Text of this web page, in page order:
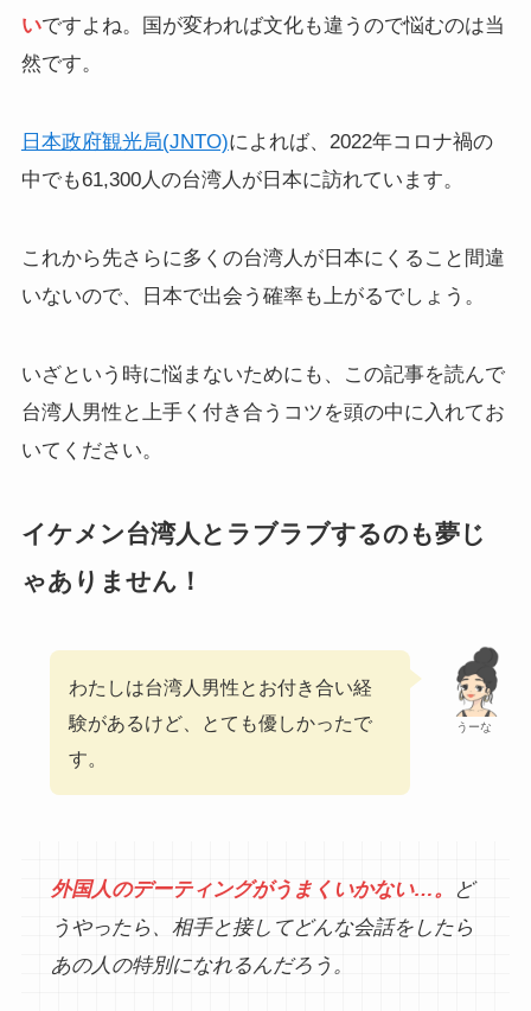
いですよね。国が変われば文化も違うので悩むのは当
然です。
日本政府観光局(JNTO)によれば、2022年コロナ禍の
中でも61,300人の台湾人が日本に訪れています。
これから先さらに多くの台湾人が日本にくること間違
いないので、日本で出会う確率も上がるでしょう。
いざという時に悩まないためにも、この記事を読んで
台湾人男性と上手く付き合うコツを頭の中に入れてお
いてください。
イケメン台湾人とラブラブするのも夢じ
ゃありません！
うーな
わたしは台湾人男性とお付き合い経
験があるけど、とても優しかったで
す。
外国人のデーティングがうまくいかない…。
ど
うやったら、相手と接してどんな会話をしたら
あの人の特別になれるんだろう。